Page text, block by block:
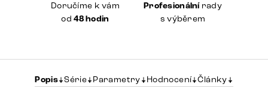
Doručíme k vám
od48 hodin
Profesionálnírady
s výběrem
Popis Série Parametry Hodnocení Články